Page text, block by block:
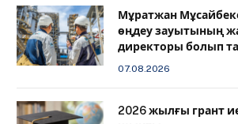
Мұратжан
өңдеу зауытының
директоры болып
07.08.2026
2026 жылғы грант